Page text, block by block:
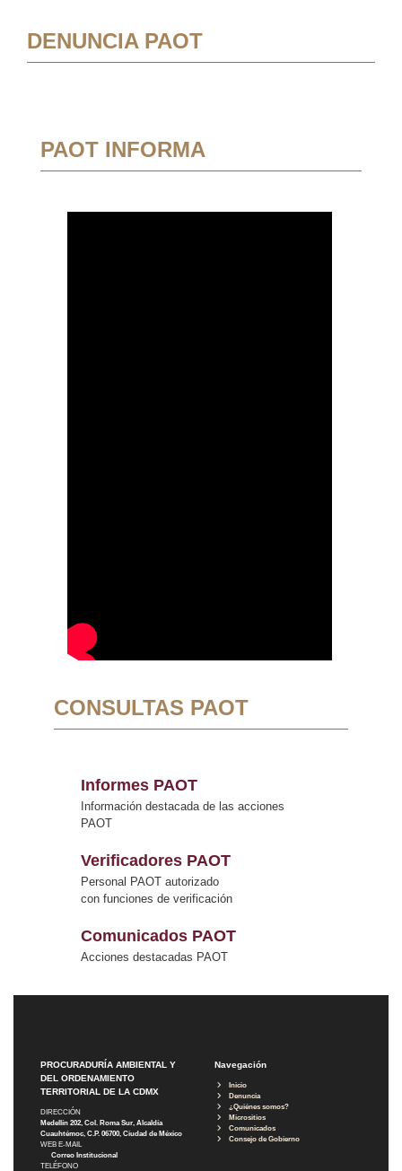
DENUNCIA PAOT
PAOT INFORMA
CONSULTAS PAOT
Informes PAOT
Información destacada de las acciones
PAOT
Verificadores PAOT
Personal PAOT autorizado
con funciones de verificación
Comunicados PAOT
Acciones destacadas PAOT
PROCURADURÍA AMBIENTAL Y
DEL ORDENAMIENTO
TERRITORIAL DE LA CDMX
DIRECCIÓN
Medellín 202, Col. Roma Sur, Alcaldía
Cuauhtémoc, C.P. 06700, Ciudad de México
WEB E-MAIL
Correo Institucional
TELÉFONO
Navegación
Inicio
Denuncia
¿Quiénes somos?
Micrositios
Comunicados
Consejo de Gobierno